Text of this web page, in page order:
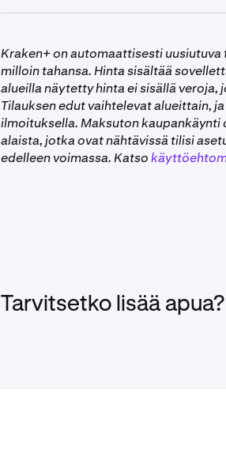
yksityistili ollaksesi oikeutettu.
•
Kraken+-tilauksesi on oltava
asetettu uusiutumaan normaalisti.
•
Toiminta Kraken Prossa ja Kraken
Ei saatavilla Yhdistyneessä
Kraken+ on automaattisesti
milloin tahansa. Hinta sisältää
alueilla näytetty hinta ei sisällä
Tilauksen edut vaihtelevat alueittain,
ilmoituksella. Maksuton
alaista, jotka ovat nähtävissä tilisi
edelleen voimassa. Katso
Tarvitsetko lisää apua?